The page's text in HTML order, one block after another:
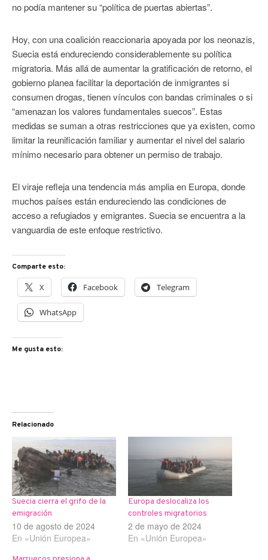
no podía mantener su “política de puertas abiertas”.
Hoy, con una coalición reaccionaria apoyada por los neonazis,
Suecia está endureciendo considerablemente su política
migratoria. Más allá de aumentar la gratificación de retorno, el
gobierno planea facilitar la deportación de inmigrantes si
consumen drogas, tienen vínculos con bandas criminales o si
“amenazan los valores fundamentales suecos”. Estas
medidas se suman a otras restricciones que ya existen, como
limitar la reunificación familiar y aumentar el nivel del salario
mínimo necesario para obtener un permiso de trabajo.
El viraje refleja una tendencia más amplia en Europa, donde
muchos países están endureciendo las condiciones de
acceso a refugiados y emigrantes. Suecia se encuentra a la
vanguardia de este enfoque restrictivo.
Comparte esto:
X Facebook Telegram
WhatsApp
Me gusta esto:
Relacionado
Suecia cierra el grifo de la
emigración
10 de agosto de 2024
En «Unión Europea»
Europa deslocaliza los
controles migratorios
2 de mayo de 2024
En «Unión Europea»